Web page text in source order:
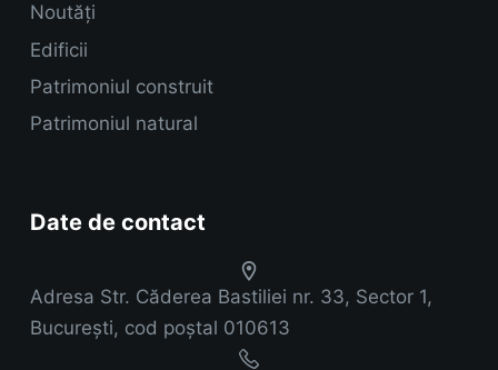
Noutăți
Edificii
Patrimoniul construit
Patrimoniul natural
Date de contact
Adresa Str. Căderea Bastiliei nr. 33, Sector 1,
București, cod poștal 010613